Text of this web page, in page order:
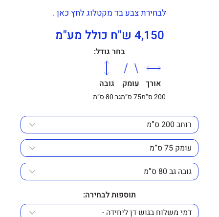
לבחירת צבע בד מקטלוג לחץ כאן .
4,150 ש"ח כולל מע"מ
בחר גודל:
אורך
200 ס”מ
עומק
75 ס”מ
גובה
גב 80 ס”מ
תוספות לבחירה: